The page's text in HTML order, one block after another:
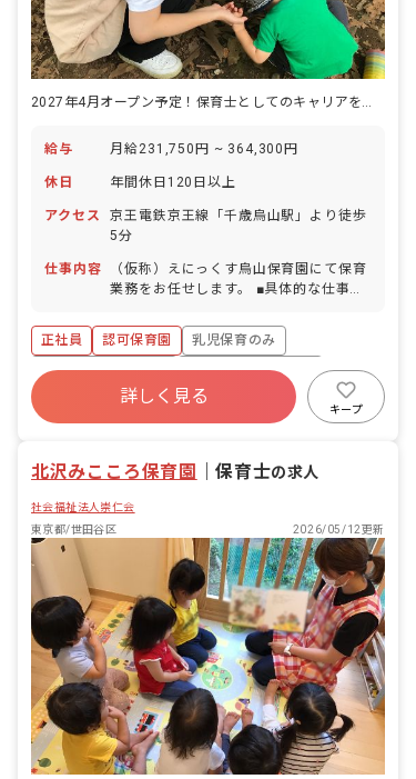
2027年4月オープン予定！保育士としてのキャリアを築きませんか？
給与 月給231,750円 ~ 364,300円
休日 年間休日120日以上
アクセス
京王電鉄京王線「千歳烏山駅」より徒歩
5分
仕事内容
（仮称）えにっくす烏山保育園にて保育
業務をお任せします。 ■具体的な仕事内
育活動の立案企画運営 ・保護者対応 ・
その他保育園業務全般 ※経験、技量によ
り配置を決定いたします
正社員 認可保育園
乳児保育のみ
ボーナス・賞与あり
年間休日120日以上
寮・住宅・家賃補助あり
社会保険完備
詳しく見る
キープ
北沢みこころ保育園 ｜保育士の求人
社会福祉法人崇仁会
東京都/世田谷区
2026/05/12更新